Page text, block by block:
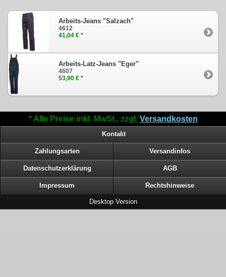
Arbeits-Jeans "Salzach"
4612
41,04 € *
Arbeits-Latz-Jeans "Eger"
4607
53,90 € *
* Alle Preise inkl. MwSt., zzgl. Versandkosten
Kontakt
Zahlungsarten Versandinfos
Datenschutzerklärung AGB
Impressum Rechtshinweise
Desktop Version